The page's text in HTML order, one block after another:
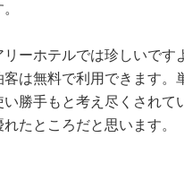
リーホテルでは珍しいです
客は無料で利用できます。
勝手もと考え尽くされて
たところだと思います。